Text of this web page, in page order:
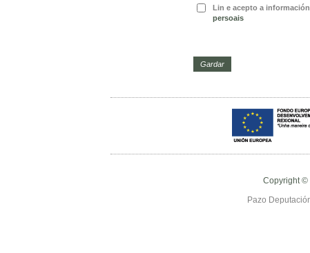
Lin e acepto a
persoais
Copyright ©
Pazo